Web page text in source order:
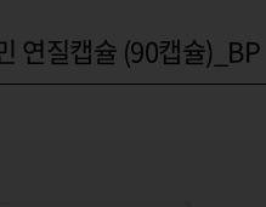
연질캡슐 (90캡슐)_BP